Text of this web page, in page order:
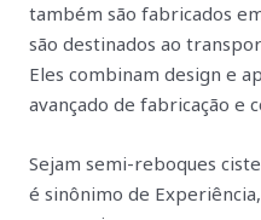
também são fabricados
são destinados ao
Eles combinam design e
avançado de fabricação e
Sejam semi-reboques
é sinônimo de